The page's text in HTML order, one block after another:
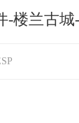
楼兰古城